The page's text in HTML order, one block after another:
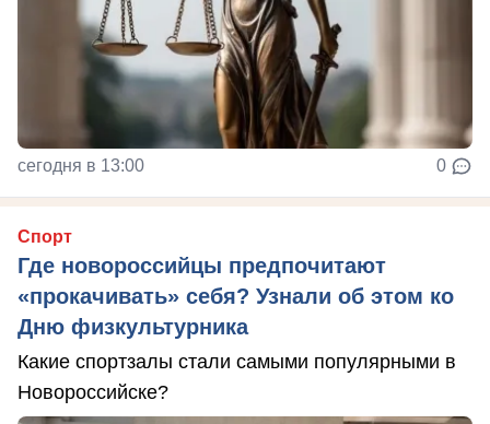
сегодня в 13:00 0
Спорт
Где новороссийцы предпочитают
«прокачивать» себя? Узнали об этом ко
Дню физкультурника
Какие спортзалы стали самыми популярными в
Новороссийске?